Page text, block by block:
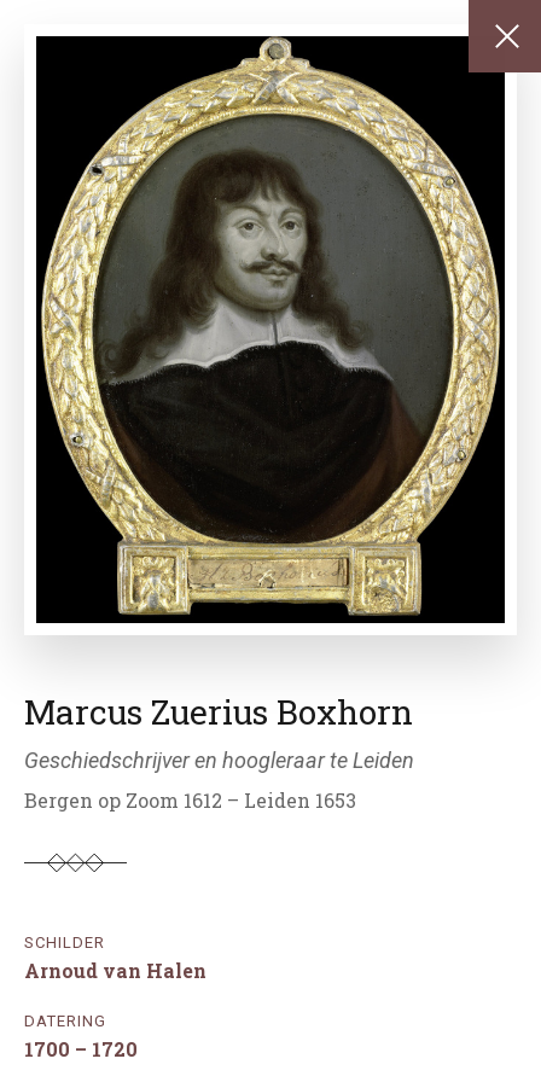
Marcus Zuerius Boxhorn
Geschiedschrijver en hoogleraar te Leiden
Bergen op Zoom 1612 – Leiden 1653
SCHILDER
Arnoud van Halen
DATERING
1700 – 1720